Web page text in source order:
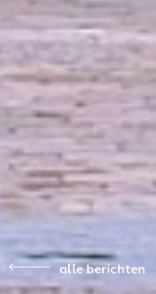
alle berichten